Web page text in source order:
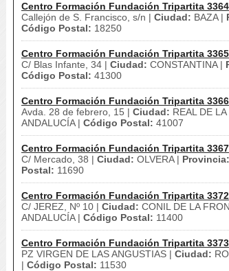
Centro Formación Fundación Tripartita 3364
Callejón de S. Francisco, s/n | Ciudad: BAZA |
Código Postal: 18250
Centro Formación Fundación Tripartita 3365
C/ Blas Infante, 34 | Ciudad: CONSTANTINA |
Código Postal: 41300
Centro Formación Fundación Tripartita 3366
Avda. 28 de febrero, 15 | Ciudad: REAL DE
ANDALUCÍA | Código Postal: 41007
Centro Formación Fundación Tripartita 3367
C/ Mercado, 38 | Ciudad: OLVERA | Provincia:
Postal: 11690
Centro Formación Fundación Tripartita 3372
C/ JEREZ, Nº 10 | Ciudad: CONIL DE LA
ANDALUCÍA | Código Postal: 11400
Centro Formación Fundación Tripartita 3373
PZ VIRGEN DE LAS ANGUSTIAS | Ciudad:
| Código Postal: 11530